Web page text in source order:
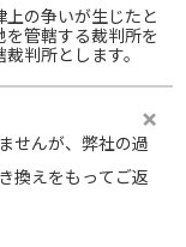
の争いが生じたと
を管轄する裁判所を
判所とします。
せんが、弊社の過
換えをもってご返